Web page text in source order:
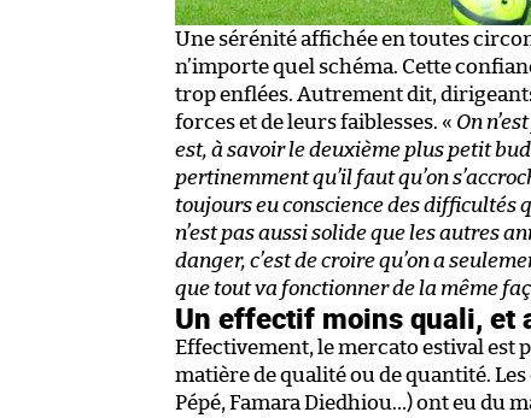
Une sérénité affichée en toutes
n’importe quel schéma. Cette
trop enflées. Autrement dit,
forces et de leurs faiblesses. « On
est, à savoir le deuxième plus petit
pertinemment qu’il faut qu’on
toujours eu conscience des difficultés
n’est pas aussi solide que les autres
danger, c’est de croire qu’on a
que tout va fonctionner de la même
Un effectif moins quali, et
Effectivement, le mercato estival est
matière de qualité ou de quantité.
Pépé, Famara Diedhiou…) ont eu du